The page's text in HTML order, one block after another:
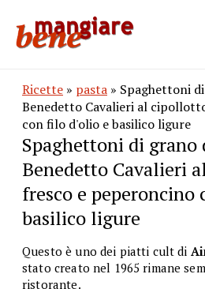
Ricette » pasta » Spaghettoni
Benedetto Cavalieri al
con filo d'olio e basilico ligure
Spaghettoni di grano
Benedetto Cavalieri
fresco e peperoncino
basilico ligure
Questo è uno dei piatti cult di
stato creato nel 1965 rimane
ristorante.